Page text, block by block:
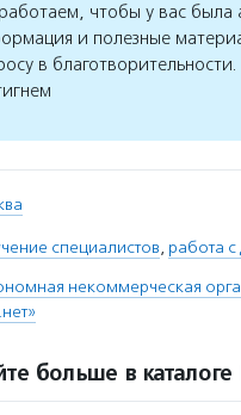
чтобы у вас была
и полезные
в
специалистов, работа с
некоммерческая
больше в